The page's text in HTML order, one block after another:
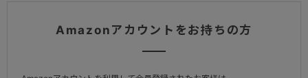
Amazonアカウントをお持ちの方